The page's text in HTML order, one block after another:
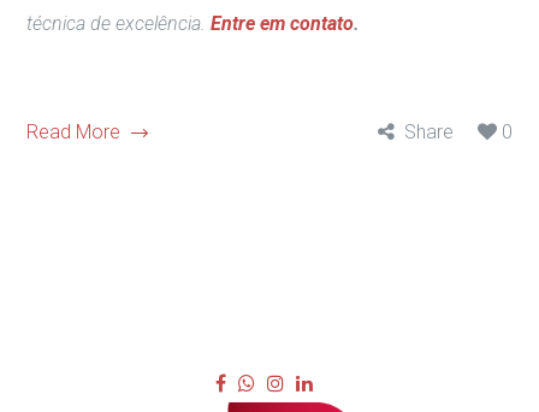
técnica de excelência.Entre em contato.
Read More Share 0